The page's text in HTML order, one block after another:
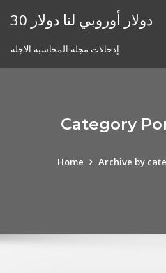
30 دولار أوروبي لنا دولار
إدخالات مجلة المحاسبة الآجلة
Category
Home Archive by